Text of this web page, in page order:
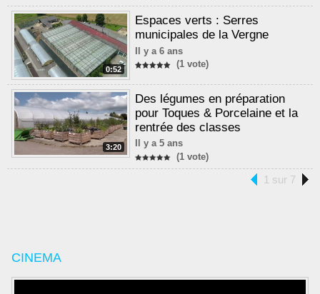
0:52
Espaces verts : Serres
municipales de la Vergne
Il y a 6 ans
(1 vote)
3:20
Des légumes en préparation
pour Toques & Porcelaine et la
rentrée des classes
Il y a 5 ans
(1 vote)
1 sur 7
CINEMA